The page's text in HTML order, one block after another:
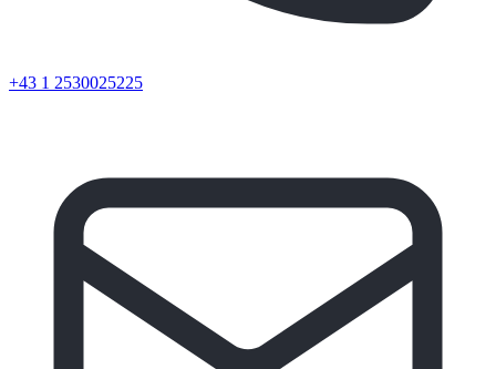
+43 1 2530025225